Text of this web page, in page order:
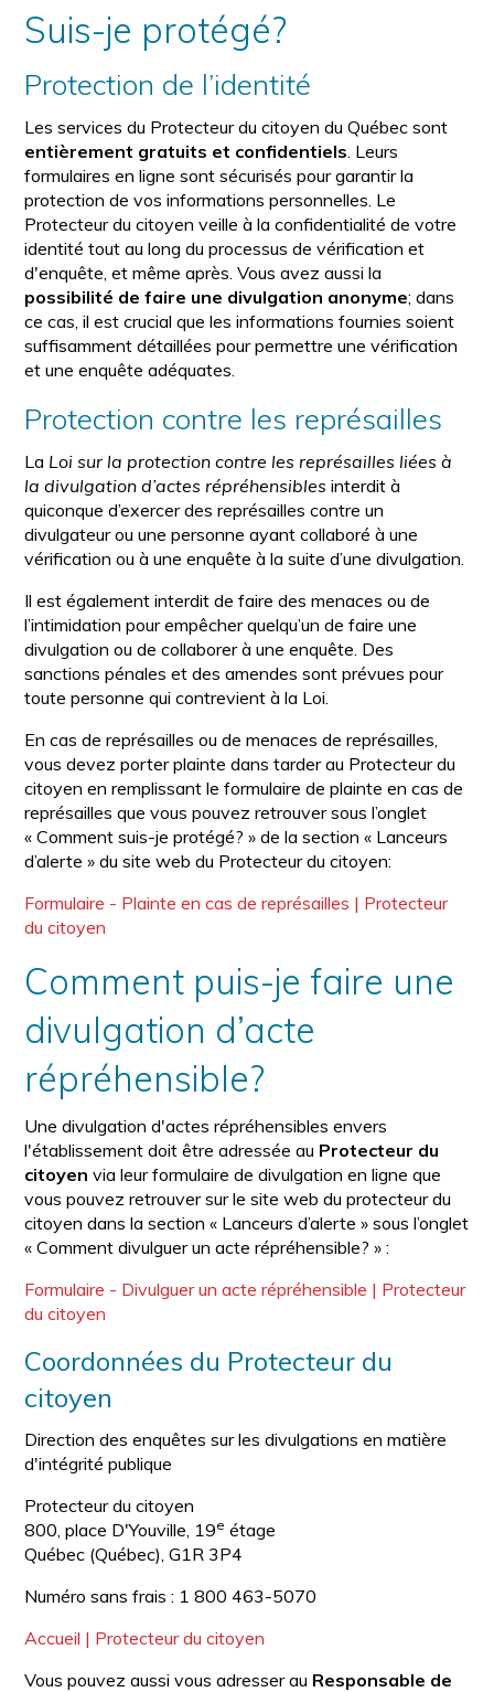
Suis-je protégé?
Protection de l’identité
Les services du Protecteur du citoyen du Québec sont
entièrement gratuits et confidentiels. Leurs
formulaires en ligne sont sécurisés pour garantir la
protection de vos informations personnelles. Le
Protecteur du citoyen veille à la confidentialité de votre
identité tout au long du processus de vérification et
d'enquête, et même après. Vous avez aussi la
possibilité de faire une divulgation anonyme; dans
ce cas, il est crucial que les informations fournies soient
suffisamment détaillées pour permettre une vérification
et une enquête adéquates.
Protection contre les représailles
La Loi sur la protection contre les représailles liées à
la divulgation d’actes répréhensibles interdit à
quiconque d’exercer des représailles contre un
divulgateur ou une personne ayant collaboré à une
vérification ou à une enquête à la suite d’une divulgation.
Il est également interdit de faire des menaces ou de
l’intimidation pour empêcher quelqu’un de faire une
divulgation ou de collaborer à une enquête. Des
sanctions pénales et des amendes sont prévues pour
toute personne qui contrevient à la Loi.
En cas de représailles ou de menaces de représailles,
vous devez porter plainte dans tarder au Protecteur du
citoyen en remplissant le formulaire de plainte en cas de
représailles que vous pouvez retrouver sous l’onglet
« Comment suis-je protégé? » de la section « Lanceurs
d’alerte » du site web du Protecteur du citoyen:
Formulaire - Plainte en cas de représailles | Protecteur
du citoyen
Comment puis-je faire une
divulgation d’acte
répréhensible?
Une divulgation d'actes répréhensibles envers
l'établissement doit être adressée au Protecteur du
citoyen via leur formulaire de divulgation en ligne que
vous pouvez retrouver sur le site web du protecteur du
citoyen dans la section « Lanceurs d’alerte » sous l’onglet
« Comment divulguer un acte répréhensible? » :
Formulaire - Divulguer un acte répréhensible | Protecteur
du citoyen
Coordonnées du Protecteur du
citoyen
Direction des enquêtes sur les divulgations en matière
d'intégrité publique
Protecteur du citoyen
800, place D'Youville, 19e étage
Québec (Québec), G1R 3P4
Numéro sans frais : 1 800 463-5070
Accueil | Protecteur du citoyen
Vous pouvez aussi vous adresser au Responsable de